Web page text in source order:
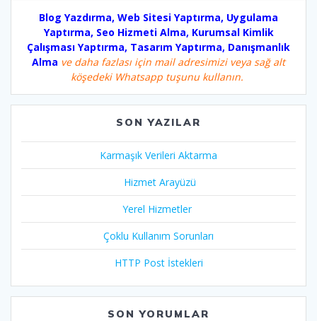
Blog Yazdırma, Web Sitesi Yaptırma, Uygulama
Yaptırma, Seo Hizmeti Alma, Kurumsal Kimlik
Çalışması Yaptırma, Tasarım Yaptırma, Danışmanlık
Alma ve daha fazlası için mail adresimizi veya sağ alt
köşedeki Whatsapp tuşunu kullanın.
SON YAZILAR
Karmaşık Verileri Aktarma
Hizmet Arayüzü
Yerel Hizmetler
Çoklu Kullanım Sorunları
HTTP Post İstekleri
SON YORUMLAR